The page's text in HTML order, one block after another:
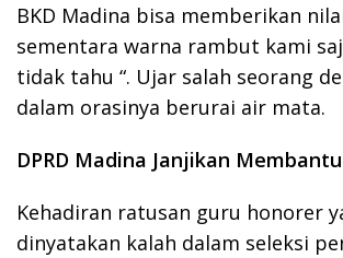
BKD Madina bisa memberikan
sementara warna rambut kami
tidak tahu “. Ujar salah seorang
dalam orasinya berurai air mata.
DPRD Madina Janjikan Membantu
Kehadiran ratusan guru honorer
dinyatakan kalah dalam seleksi